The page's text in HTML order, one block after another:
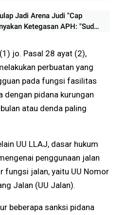
Jadi Arena Judi "Cap
Ketegasan APH: "Sudah
jo. Pasal 28 ayat (2),
perbuatan yang
pada fungsi fasilitas
dengan pidana kurungan
atau denda paling
UU LLAJ, dasar hukum
penggunaan jalan
fungsi jalan, yaitu UU Nomor
Jalan (UU Jalan).
beberapa sanksi pidana